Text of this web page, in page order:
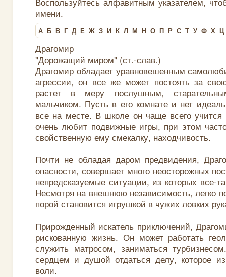
имени.
А Б В Г Д Е Ж З И К Л М Н О П Р С Т У Ф Х Ц
Драгомир
"Дорожащий миром" (ст.-слав.)
Драгомир обладает уравновешенным
агрессии, он все же может постоять за
растет в меру послушным,
мальчиком. Пусть в его комнате и нет
все на месте. В школе он чаще всего
очень любит подвижные игры, при этом
свойственную ему смекалку, находчивость.
Почти не обладая даром предвидения,
опасности, совершает много неосторожных
непредсказуемые ситуации, из которых все-
Несмотря на внешнюю независимость, легко
порой становится игрушкой в чужих ловких
Прирожденный искатель приключений,
рискованную жизнь. Он может работать
служить матросом, заниматься
сердцем и душой отдаться делу, которое
воли.